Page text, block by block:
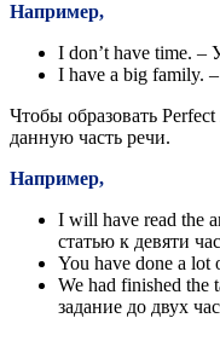
Например,
I don’t have time. –
I have a big family.
Чтобы образовать
данную часть речи.
Например,
I will have read the
статью к девяти
You have done a
We had finished
задание до двух